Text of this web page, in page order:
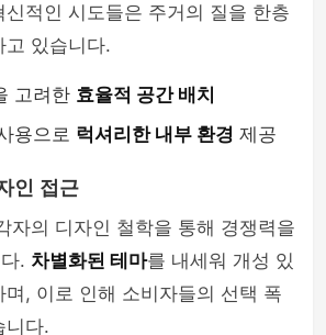
신적인 시도들은 주거의 질을 한층
고 있습니다.
고려한 효율적 공간 배치
용으로 럭셔리한 내부 환경 제공
인 접근
자의 디자인 철학을 통해 경쟁력을
. 차별화된 테마를 내세워 개성 있
며, 이로 인해 소비자들의 선택 폭
니다.